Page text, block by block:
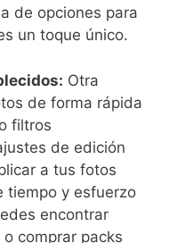
de opciones para
un toque único.
Otra
de forma rápida
filtros
de edición
a tus fotos
tiempo y esfuerzo
encontrar
comprar packs